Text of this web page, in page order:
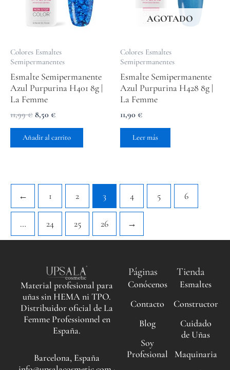
Colores Esmaltes
Semipermanentes
Esmalte Semipermanente
Azul Purpurina H401 8g |
La Femme
11,99€ 8,50 €
Añadir al carrito
AGOTADO
Colores Esmaltes
Semipermanentes
Esmalte Semipermanente
Azul Purpurina H428 8g |
La Femme
11,90 €
Leer más
← 1 2 3 4 5 6
… 24 25 26 →
Material profesional para
uñas sin HEMA ni TPO.
Distribuidor oficial de La
Femme Professionnel en
España.
Barcelona, España
Páginas
Conócenos
Contacto
Blog
Soy
Profesional
Tienda
Esmaltes
Constructor
Cuidado
de Uñas
Maquinaria